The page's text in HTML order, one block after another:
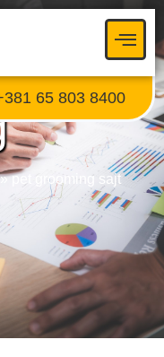
65 803 8400
pet grooming sajt